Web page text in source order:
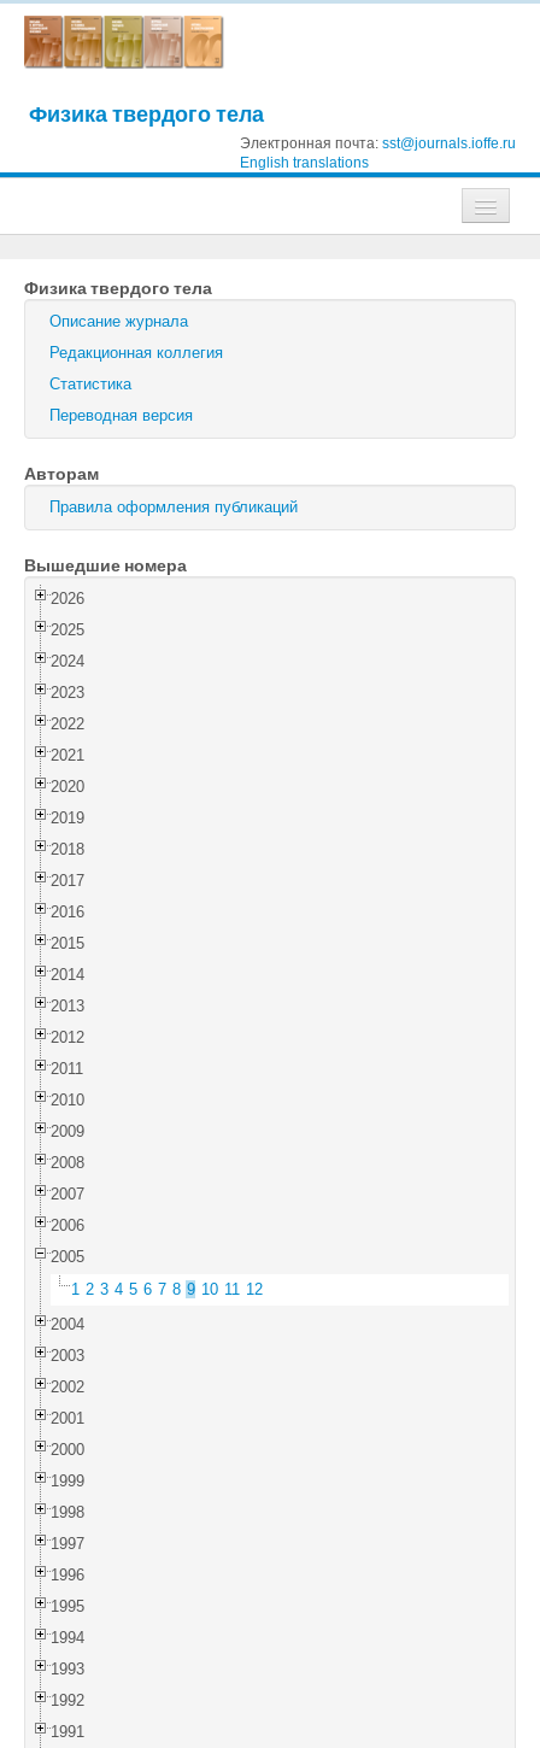
Физика твердого тела
Электронная почта: sst@journals.ioffe.ru
English translations
Журнал технической физики
Письма в Журнал технической физики
Физика твердого тела
Физика и техника полупроводников
Оптика и спектроскопия
Поиск
Войти
Физика твердого тела
Описание журнала
Редакционная коллегия
Статистика
Переводная версия
Авторам
Правила оформления публикаций
Вышедшие номера
2026
2025
2024
2023
2022
2021
2020
2019
2018
2017
2016
2015
2014
2013
2012
2011
2010
2009
2008
2007
2006
2005
1 2 3 4 5 6 7 8 9 10 11 12
2004
2003
2002
2001
2000
1999
1998
1997
1996
1995
1994
1993
1992
1991